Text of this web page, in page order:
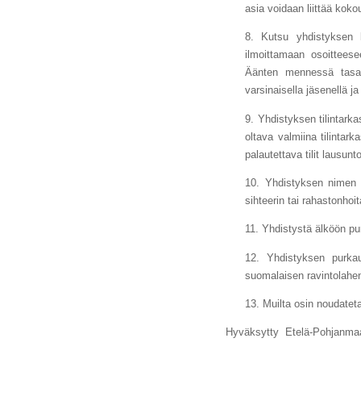
asia voidaan liittää
8. Kutsu yhdistyksen
ilmoittamaan
Äänten mennessä
varsinaisella jäsenellä
9. Yhdistyksen
oltava valmiina
palautettava tilit
10. Yhdistyksen nimen
sihteerin tai
11. Yhdistystä älköön
12. Yhdistyksen
suomalaisen
13. Muilta osin
Hyväksytty Etelä-